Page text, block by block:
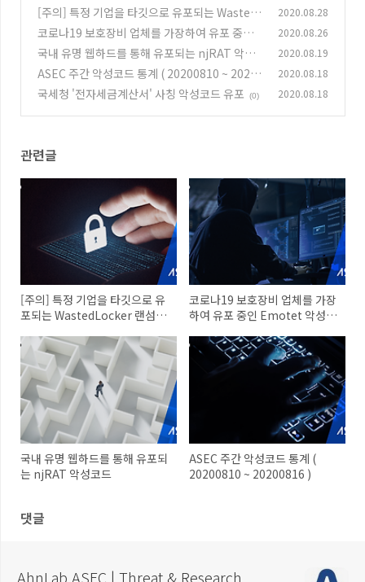
[주의] 특정 기업을 타깃으로 유포되는 WastedL
ocker 랜섬웨어
(0)
2020.08.28
코로나19 보호장비 업체를 가장하여 유포 중인 E
motet 악성코드
(0)
2020.08.26
국내 유명 웹하드를 통해 유포되는 njRAT 악성
코드
(0)
2020.08.19
ASEC 주간 악성코드 통계 ( 20200810 ~ 20200
816 )
(0)
2020.08.18
국세청 '전자세금계산서' 사칭 악성코드 유포 (0) 2020.08.18
관련글
[주의] 특정 기업을 타깃으로 유
포되는 WastedLocker 랜섬웨
코로나19 보호장비 업체를 가장
하여 유포 중인 Emotet 악성코
국내 유명 웹하드를 통해 유포되
는 njRAT 악성코드
ASEC 주간 악성코드 통계 (
20200810 ~ 20200816 )
댓글
AhnLab ASEC | Threat & Research